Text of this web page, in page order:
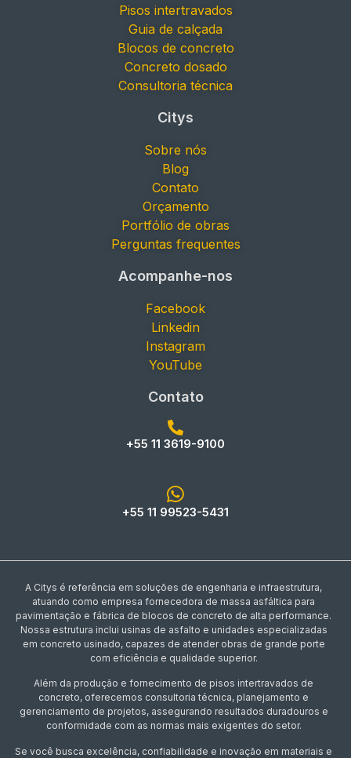
Pisos intertravados
Guia de calçada
Blocos de concreto
Concreto dosado
Consultoria técnica
Citys
Sobre nós
Blog
Contato
Orçamento
Portfólio de obras
Perguntas frequentes
Acompanhe-nos
Facebook
Linkedin
Instagram
YouTube
Contato
+55 11 3619-9100
+55 11 99523-5431
A Citys é referência em soluções de engenharia e infraestrutura,
atuando como empresa fornecedora de massa asfáltica para
pavimentação e fábrica de blocos de concreto de alta performance.
Nossa estrutura inclui usinas de asfalto e unidades especializadas
em concreto usinado, capazes de atender obras de grande porte
com eficiência e qualidade superior.
Além da produção e fornecimento de pisos intertravados de
concreto, oferecemos consultoria técnica, planejamento e
gerenciamento de projetos, assegurando resultados duradouros e
conformidade com as normas mais exigentes do setor.
Se você busca excelência, confiabilidade e inovação em materiais e